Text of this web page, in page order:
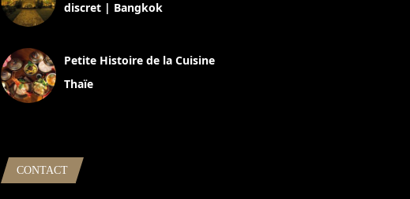
discret | Bangkok
Petite Histoire de la Cuisine
Thaïe
CONTACT